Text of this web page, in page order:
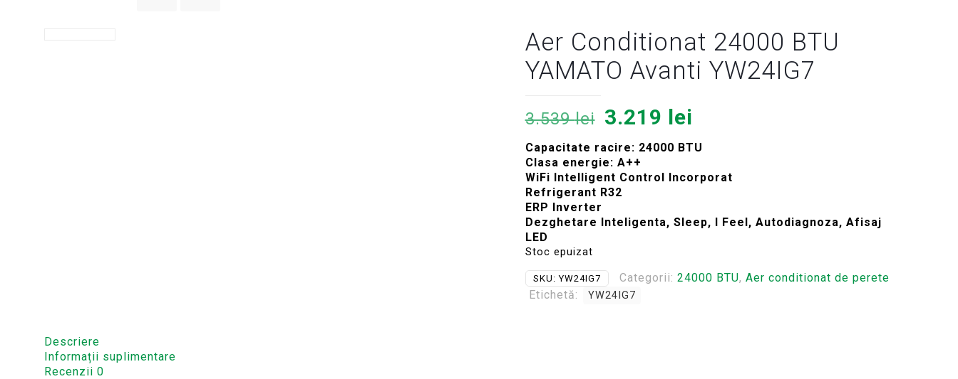
Aer Conditionat 24000 BTU
YAMATO Avanti YW24IG7
3.539lei Prețul
inițial
a
fost:
3.539 lei.
3.219 lei
curent
este:
3.219 lei.
Capacitate racire: 24000 BTU
Clasa energie: A++
WiFi Intelligent Control Incorporat
Refrigerant R32
ERP Inverter
Dezghetare Inteligenta, Sleep, I Feel, Autodiagnoza, Afisaj
LED
Stoc epuizat
SKU:YW24IG7 Categorii: 24000 BTU, Aer conditionat de perete
Etichetă:
YW24IG7
Descriere
Informații suplimentare
Recenzii 0